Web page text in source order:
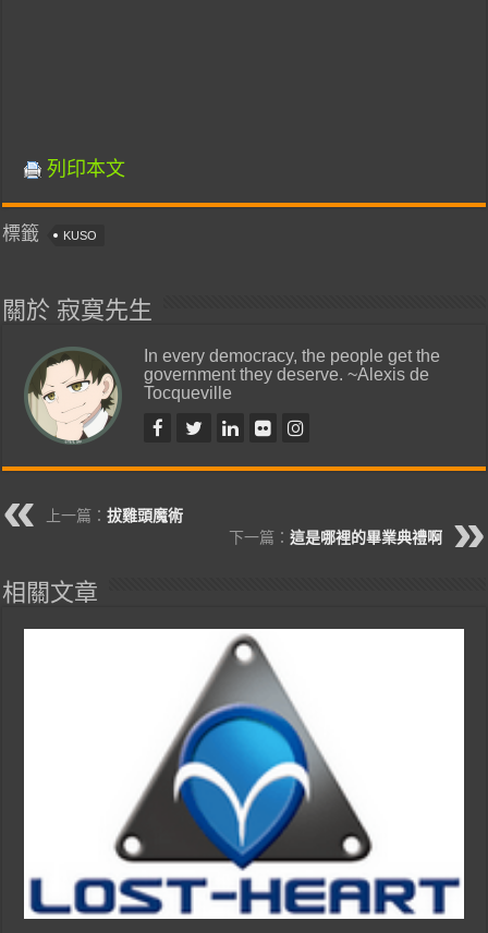
列印本文
標籤 KUSO
關於 寂寞先生
In every democracy, the people get the
government they deserve. ~Alexis de
Tocqueville
上一篇：拔雞頭魔術
下一篇： 這是哪裡的畢業典禮啊
相關文章